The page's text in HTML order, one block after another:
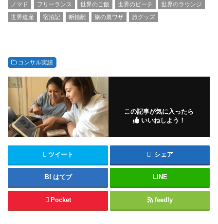
ノマド
フリーランス 世界のご飯 世界のビーチ
世界のラウンジ
世界遺産
宿泊記 断捨離 旅の裏ワザ 旅グッズ
コンサル実績
この記事が気に入ったら
いいねしよう！
ツイート シェア
はてブ LINE
Pocket feedly